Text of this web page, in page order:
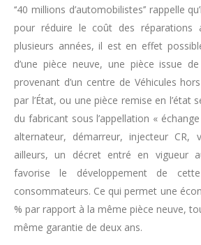
‘‘40 millions d’automobilistes’’ rappelle
pour réduire le coût des réparations
plusieurs années, il est en effet
d’une pièce neuve, une pièce issue
provenant d’un centre de Véhicules
par l’État, ou une pièce remise en l’état
du fabricant sous l’appellation «
alternateur, démarreur, injecteur CR,
ailleurs, un décret entré en vigueur
favorise le développement de
consommateurs. Ce qui permet une
% par rapport à la même pièce neuve,
même garantie de deux ans.